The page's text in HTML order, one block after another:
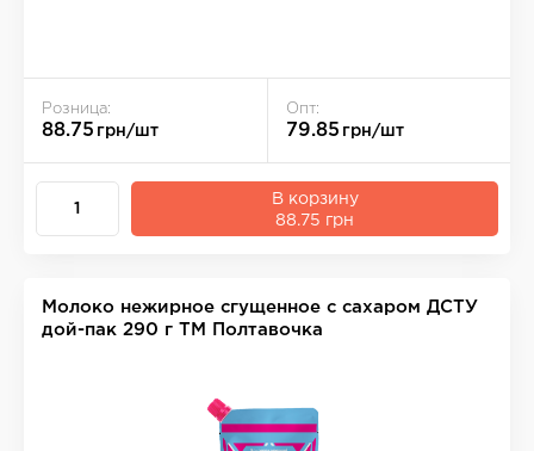
Розница:
88.75 грн/шт
Опт:
79.85 грн/шт
В корзину
88.75 грн
Молоко нежирное сгущенное с сахаром ДСТУ
дой-пак 290 г ТМ Полтавочка